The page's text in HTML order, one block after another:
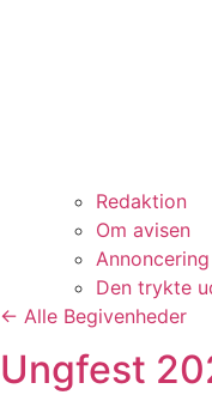
Redaktion
Om avisen
Annoncering
Den trykte
← Alle Begivenheder
Ungfest